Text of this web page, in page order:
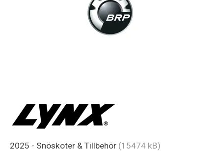
2025 - Snöskoter & Tillbehör (15474 kB)